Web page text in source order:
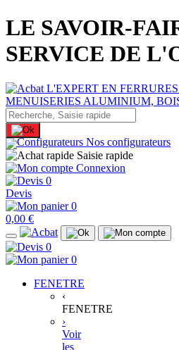
LE SAVOIR-
SERVICE DE
Nos configurateurs
Saisie rapide
Connexion
0
Devis
0
0,00 €
0
0
FENETRE
‹
FENETRE
›
Voir
les